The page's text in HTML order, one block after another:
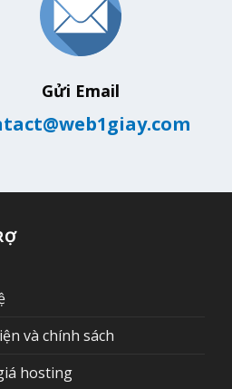
Gửi Email
và chính sách
hosting